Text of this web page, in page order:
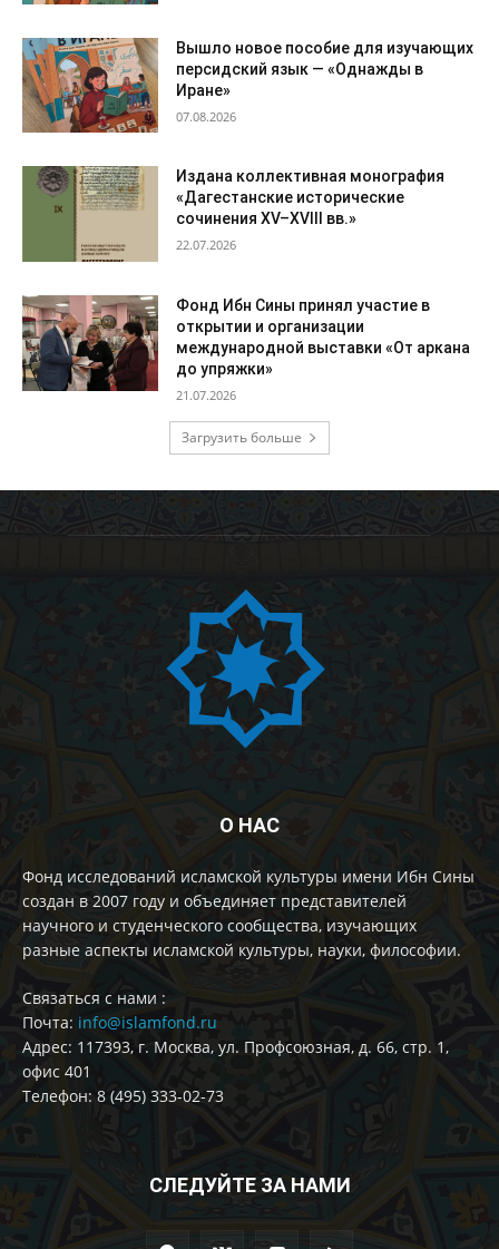
Вышло новое пособие для изучающих
персидский язык — «Однажды в
Иране»
07.08.2026
Издана коллективная монография
«Дагестанские исторические
сочинения XV–XVIII вв.»
22.07.2026
Фонд Ибн Сины принял участие в
открытии и организации
международной выставки «От аркана
до упряжки»
21.07.2026
Загрузить больше
О НАС
Фонд исследований исламской культуры имени Ибн Сины
создан в 2007 году и объединяет представителей
научного и студенческого сообщества, изучающих
разные аспекты исламской культуры, науки, философии.
Cвязаться с нами :
Почта: info@islamfond.ru
Адрес: 117393, г. Москва, ул. Профсоюзная, д. 66, стр. 1,
офис 401
Телефон: 8 (495) 333-02-73
СЛЕДУЙТЕ ЗА НАМИ